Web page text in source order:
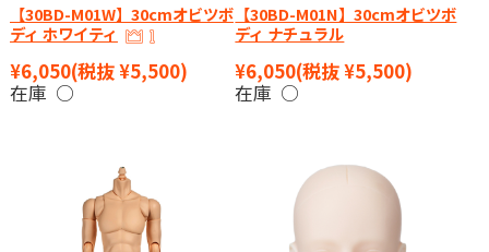
【30BD-M01W】30cmオビツボ
ディ ホワイティ
¥6,050(税抜 ¥5,500)
在庫 ○
【30BD-M01N】30cmオビツボ
ディ ナチュラル
¥6,050(税抜 ¥5,500)
在庫 ○